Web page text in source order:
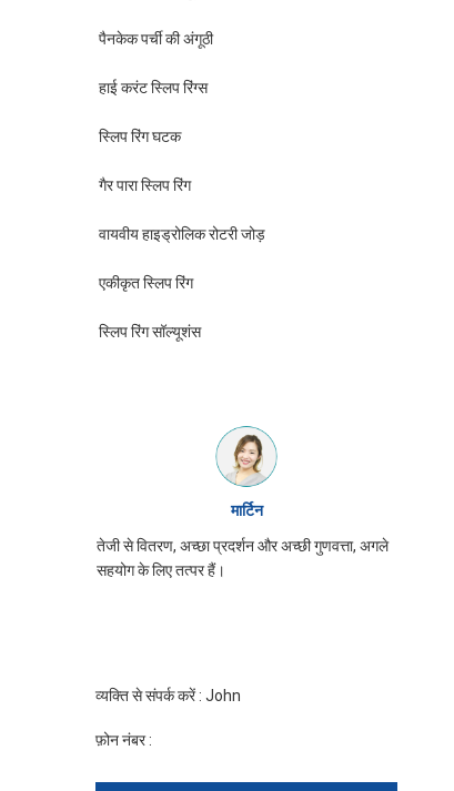
पैनकेक पर्ची की अंगूठी
हाई करंट स्लिप रिंग्स
स्लिप रिंग घटक
गैर पारा स्लिप रिंग
वायवीय हाइड्रोलिक रोटरी जोड़
एकीकृत स्लिप रिंग
स्लिप रिंग सॉल्यूशंस
गुणवत्ता, अगले
JINPAT पर्ची की अंगूठी उपस्थिति अच्छी है, ध्यान से
पैकिंग, सेवा उत्साह, फिर से आने की जरूरत है
व्यक्ति से संपर्क करें : John
फ़ोन नंबर :